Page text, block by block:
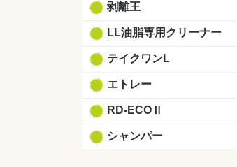
剥離王
LL油脂専用クリーナー
テイクワンL
エトレー
RD-ECOⅡ
シャンパー